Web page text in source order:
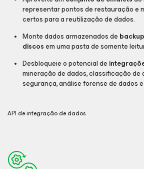
representar pontos de restauração e
certos para a reutilização de dados.
Monte dados armazenados de
discosem uma pasta de somente
Desbloqueie o potencial de
mineração de dados, classificação de
segurança, análise forense de dados
API de integração de dados